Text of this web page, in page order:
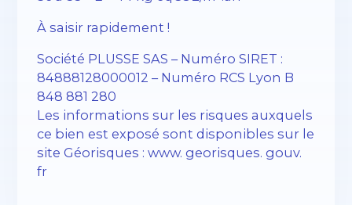
À saisir rapidement !
Société PLUSSE SAS – ​​Numéro SIRET :
84888128000012 – Numéro RCS Lyon B
848 881 280
Les informations sur les risques auxquels
ce bien est exposé sont disponibles sur le
site Géorisques : www. georisques. gouv.
fr